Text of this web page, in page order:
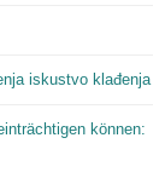
iskustvo klađenja
können: